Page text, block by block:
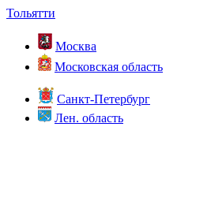
Тольятти
Москва
Московская область
Санкт-Петербург
Лен. область